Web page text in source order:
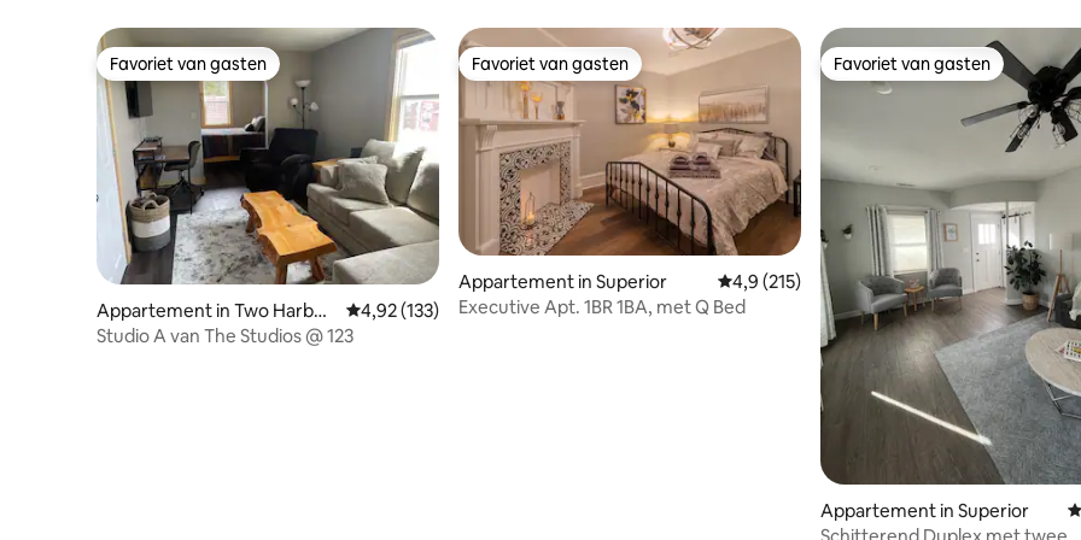
Favoriet van gasten
Favoriet van gasten
Appartement in Two Harbor
s
Gemiddelde beoordeling van 4,92 uit 5, 133 recensies
4,92 (133)
Studio A van The Studios @ 123
Favoriet van gasten
Favoriet van gasten
Appartement in Superior Gemiddelde beoordeling van 4,9 uit 5, 215
4,9 (215)
Executive Apt. 1BR 1BA, met Q Bed
Favoriet van gasten
Favoriet van gasten
Appartement in Superior